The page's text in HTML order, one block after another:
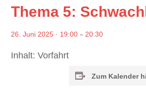
Thema 5:
26. Juni 2025 · 19:00 – 20:30
Inhalt: Vorfahrt
Zum Kalender